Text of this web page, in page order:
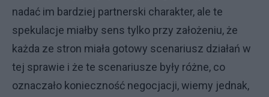
nadać im bardziej partnerski charakter, ale te
spekulacje miałby sens tylko przy założeniu, że
każda ze stron miała gotowy scenariusz działań w
tej sprawie i że te scenariusze były różne, co
oznaczało konieczność negocjacji, wiemy jednak,